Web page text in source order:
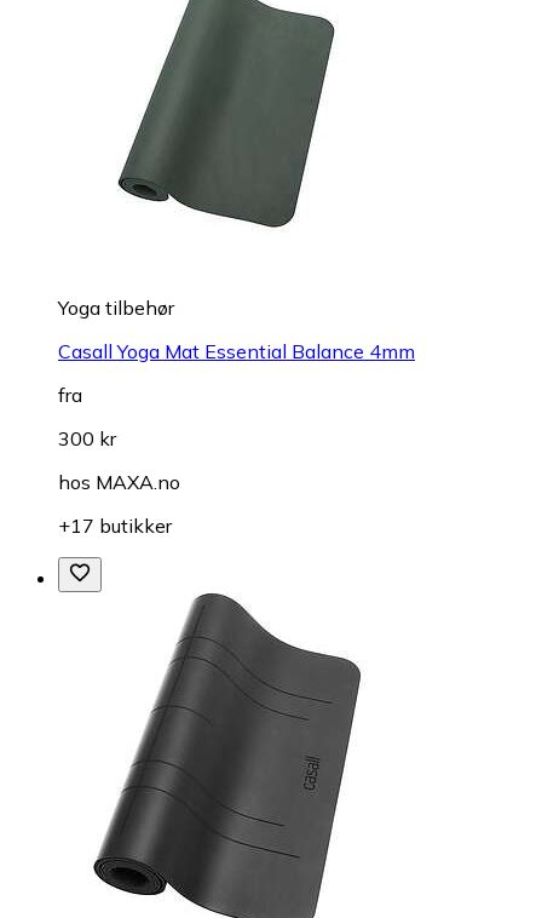
Yoga tilbehør
Casall Yoga Mat Essential Balance 4mm
fra
300 kr
hos MAXA.no
+17 butikker